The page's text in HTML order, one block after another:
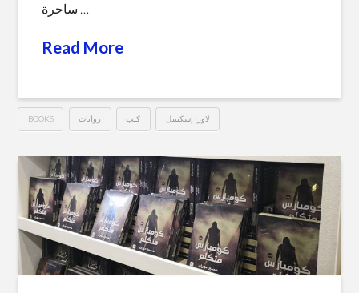
ساحرة …
Read More
BOOKS روايات كتب لاورا إسكيبيل
للشوكولاتة
–
لاورا
إسكيبيل02.06.2019